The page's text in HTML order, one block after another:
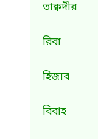
তাক্বদীর
রিবা
হিজাব
বিবাহ